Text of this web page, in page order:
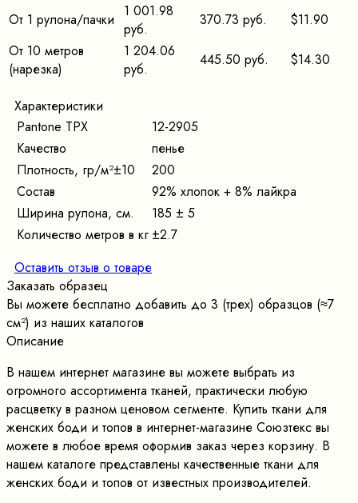
От 1 рулона/пачки
1 001.98
руб.
370.73 руб.
$11.90
От 10 метров
(нарезка)
1 204.06
руб.
445.50 руб. $14.30
Характеристики
Pantone TPX
12-2905
Качество
пенье
Плотность, гр/м²±10
200
Состав
92% хлопок + 8% лайкра
Ширина рулона, см.
185 ± 5
Количество метров в кг ±2.7
Оставить отзыв о товаре
Заказать образец
Вы можете бесплатно добавить до 3 (трех) образцов (≈7
cм²) из наших каталогов
Описание
В нашем интернет магазине вы можете выбрать из
огромного ассортимента тканей, практически любую
расцветку в разном ценовом сегменте. Купить ткани для
женских боди и топов в интернет-магазине Союзтекс вы
можете в любое время оформив заказ через корзину. В
нашем каталоге представлены качественные ткани для
женских боди и топов от известных производителей.